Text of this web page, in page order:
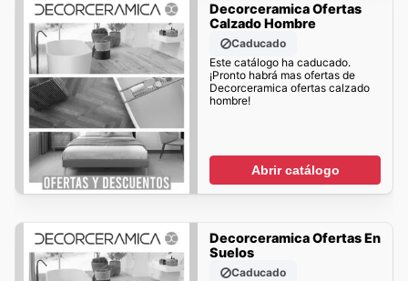
Decorceramica Ofertas
Calzado Hombre
Caducado
Este catálogo ha caducado.
¡Pronto habrá mas ofertas de
Decorceramica ofertas calzado
hombre!
Abrir catálogo
Decorceramica Ofertas En
Suelos
Caducado